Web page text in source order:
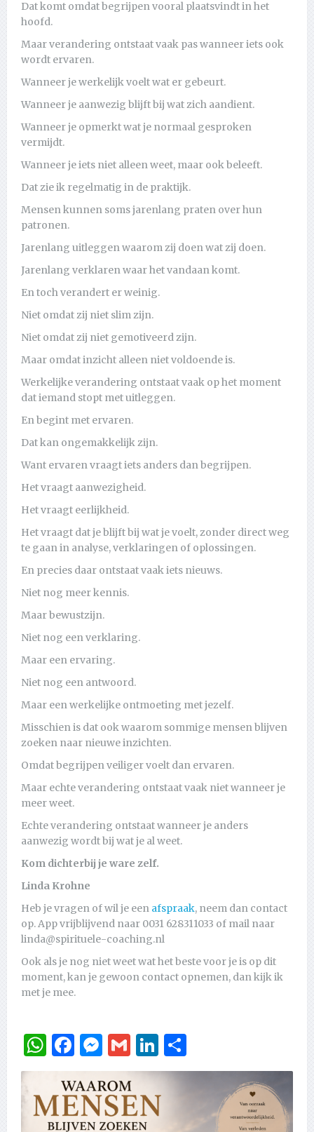
Dat komt omdat begrijpen vooral plaatsvindt in het
hoofd.
Maar verandering ontstaat vaak pas wanneer iets ook
wordt ervaren.
Wanneer je werkelijk voelt wat er gebeurt.
Wanneer je aanwezig blijft bij wat zich aandient.
Wanneer je opmerkt wat je normaal gesproken
vermijdt.
Wanneer je iets niet alleen weet, maar ook beleeft.
Dat zie ik regelmatig in de praktijk.
Mensen kunnen soms jarenlang praten over hun
patronen.
Jarenlang uitleggen waarom zij doen wat zij doen.
Jarenlang verklaren waar het vandaan komt.
En toch verandert er weinig.
Niet omdat zij niet slim zijn.
Niet omdat zij niet gemotiveerd zijn.
Maar omdat inzicht alleen niet voldoende is.
Werkelijke verandering ontstaat vaak op het moment
dat iemand stopt met uitleggen.
En begint met ervaren.
Dat kan ongemakkelijk zijn.
Want ervaren vraagt iets anders dan begrijpen.
Het vraagt aanwezigheid.
Het vraagt eerlijkheid.
Het vraagt dat je blijft bij wat je voelt, zonder direct weg
te gaan in analyse, verklaringen of oplossingen.
En precies daar ontstaat vaak iets nieuws.
Niet nog meer kennis.
Maar bewustzijn.
Niet nog een verklaring.
Maar een ervaring.
Niet nog een antwoord.
Maar een werkelijke ontmoeting met jezelf.
Misschien is dat ook waarom sommige mensen blijven
zoeken naar nieuwe inzichten.
Omdat begrijpen veiliger voelt dan ervaren.
Maar echte verandering ontstaat vaak niet wanneer je
meer weet.
Echte verandering ontstaat wanneer je anders
aanwezig wordt bij wat je al weet.
Kom dichterbij je ware zelf.
Linda Krohne
Heb je vragen of wil je een afspraak, neem dan contact
op. App vrijblijvend naar 0031 628311033 of mail naar
linda@spirituele-coaching.nl
Ook als je nog niet weet wat het beste voor je is op dit
moment, kan je gewoon contact opnemen, dan kijk ik
met je mee.
WhatsApp
Facebook
Messenger
GmailLinkedIn